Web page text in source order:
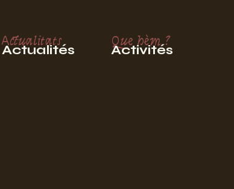
Actualitats
Actualités
Que hèm ?
Activités